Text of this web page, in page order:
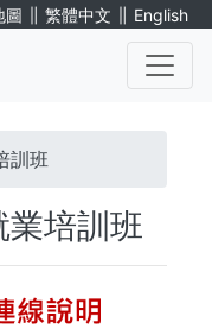
圖 ∥ 繁體中文 ∥ English
訓班
培訓班